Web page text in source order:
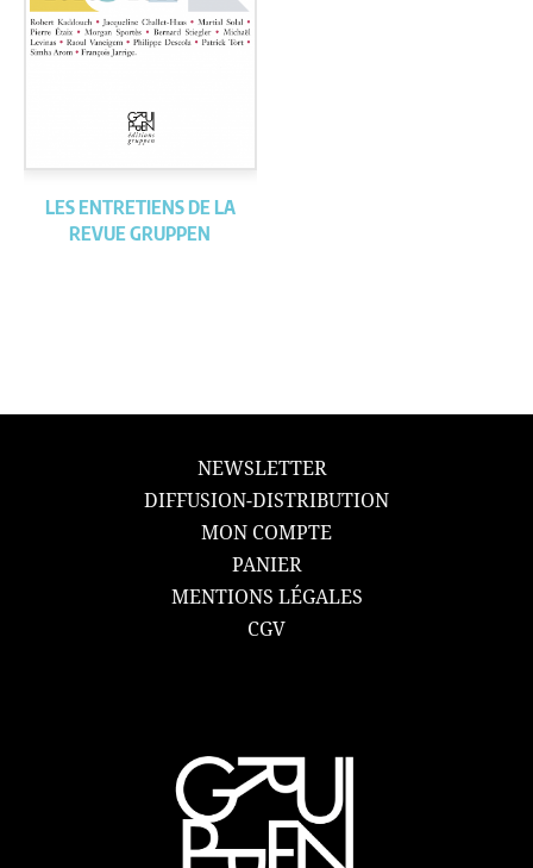
LES ENTRETIENS DE LA
REVUE GRUPPEN
NEWSLETTER
DIFFUSION-DISTRIBUTION
MON COMPTE
PANIER
MENTIONS LÉGALES
CGV